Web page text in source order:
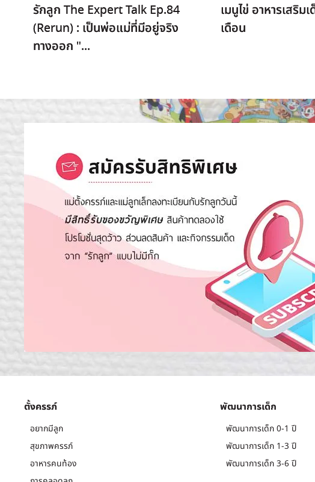
รักลูก The Expert Talk Ep.84
(Rerun) : เป็นพ่อแม่ที่มีอยู่จริง
ทางออก "...
เมนูไข่ อาหารเสริม
เดือน
ตั้งครรภ์
อยากมีลูก
สุขภาพครรภ์
อาหารคนท้อง
พัฒนาการเด็ก
พัฒนาการเด็ก 0-1 ปี
พัฒนาการเด็ก 1-3 ปี
พัฒนาการเด็ก 3-6 ปี